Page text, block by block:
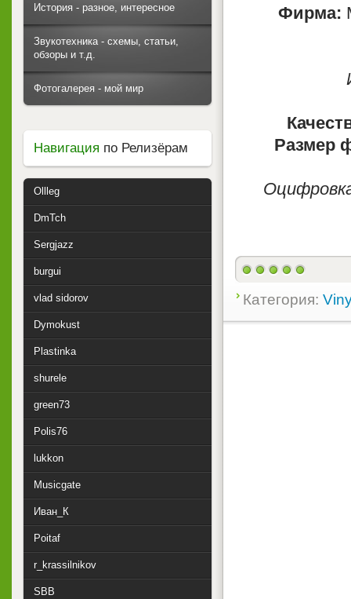
Фирма:
Размер
Категория:
История - разное, интересное
Звукотехника - схемы, статьи,
обзоры и т.д.
Фотогалерея - мой мир
Навигация по Релизёрам
Ollleg
DmTch
Sergjazz
burgui
vlad sidorov
Dymokust
Plastinka
shurele
green73
Polis76
lukkon
Musicgate
Иван_К
Poitaf
r_krassilnikov
SBB